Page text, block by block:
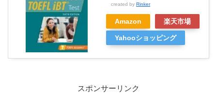
created by Rinker
Amazon 楽天市場
Yahooショッピング
スポンサーリンク